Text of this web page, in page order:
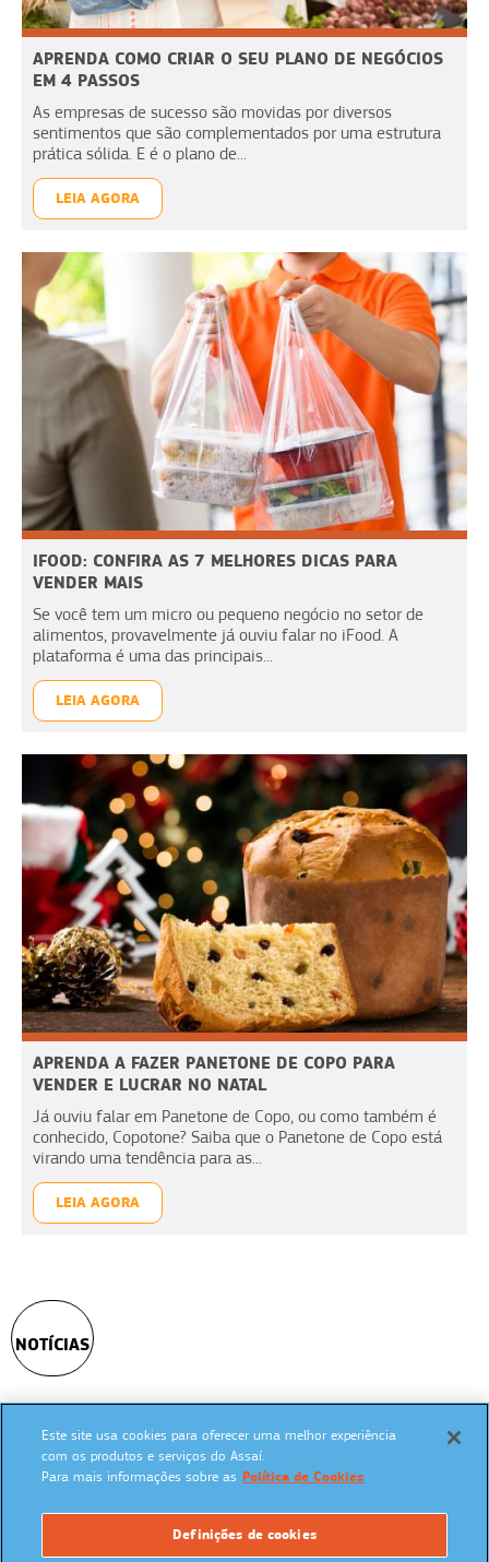
APRENDA COMO CRIAR O SEU PLANO DE NEGÓCIOS
EM 4 PASSOS
As empresas de sucesso são movidas por diversos
sentimentos que são complementados por uma estrutura
prática sólida. E é o plano de...
LEIA AGORA
IFOOD: CONFIRA AS 7 MELHORES DICAS PARA
VENDER MAIS
Se você tem um micro ou pequeno negócio no setor de
alimentos, provavelmente já ouviu falar no iFood. A
plataforma é uma das principais...
LEIA AGORA
APRENDA A FAZER PANETONE DE COPO PARA
VENDER E LUCRAR NO NATAL
Já ouviu falar em Panetone de Copo, ou como também é
conhecido, Copotone? Saiba que o Panetone de Copo está
virando uma tendência para as...
LEIA AGORA
NOTÍCIAS
SIGA NAS REDES SOCIAIS:
Este site usa cookies para oferecer uma melhor experiência
com os produtos e serviços do Assaí.
Para mais informações sobre as Política de Cookies
Definições de cookies